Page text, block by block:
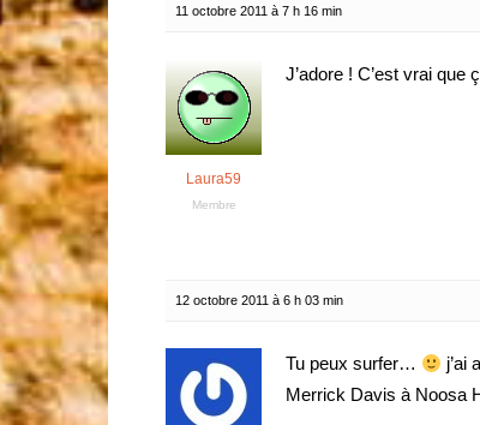
11 octobre 2011 à 7 h 16 min
Laura59
Membre
J’adore ! C’est vrai que
12 octobre 2011 à 6 h 03 min
Tu peux surfer…
j’ai
Merrick Davis à Noosa